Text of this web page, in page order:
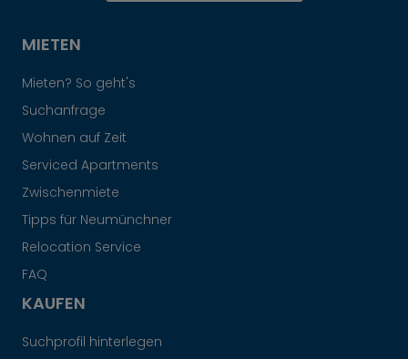
MIETEN
Mieten? So geht's
Suchanfrage
Wohnen auf Zeit
Serviced Apartments
Zwischenmiete
Tipps für Neumünchner
Relocation Service
FAQ
KAUFEN
Suchprofil hinterlegen